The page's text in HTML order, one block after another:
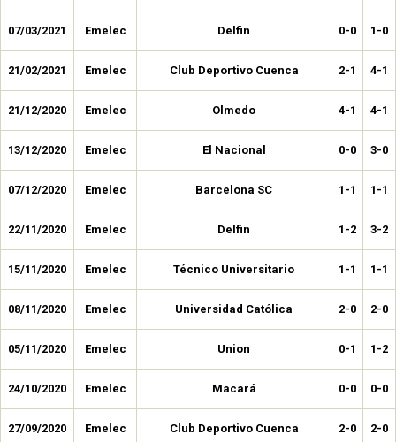
07/03/2021 Emelec Delfin 0-0 1-0
21/02/2021 Emelec Club Deportivo Cuenca 2-1 4-1
21/12/2020 Emelec Olmedo 4-1 4-1
13/12/2020 Emelec El Nacional 0-0 3-0
07/12/2020 Emelec Barcelona SC 1-1 1-1
22/11/2020 Emelec Delfin 1-2 3-2
15/11/2020 Emelec Técnico Universitario 1-1 1-1
08/11/2020 Emelec Universidad Católica 2-0 2-0
05/11/2020 Emelec Union 0-1 1-2
24/10/2020 Emelec Macará 0-0 0-0
27/09/2020 Emelec Club Deportivo Cuenca 2-0 2-0